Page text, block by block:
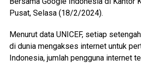
Pusat, Selasa (18/2/2024).
Menurut data UNICEF, setiap
di dunia mengakses internet untuk
Indonesia, jumlah pengguna internet